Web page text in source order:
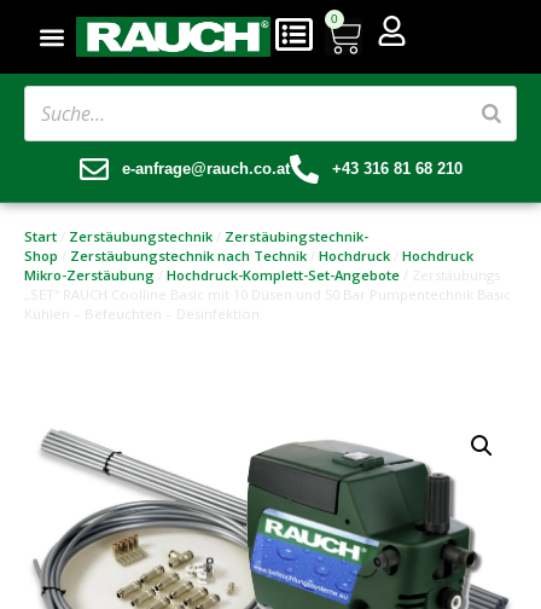
0
e-anfrage@rauch.co.at +43 316 81 68 210
Start Zerstäubungstechnik
Zerstäubingstechnik-
Shop
Zerstäubungstechnik nach Technik Hochdruck
Hochdruck
Mikro-Zerstäubung
Hochdruck-Komplett-Set-Angebote / Zerstäubungs
„SET“ RAUCH Coolline Basic mit 10 Düsen und 50 Bar Pumpentechnik Basic
Kühlen – Befeuchten – Desinfektion